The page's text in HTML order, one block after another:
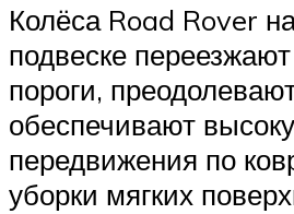
Колёса Road Rover
подвеске
пороги,
обеспечивают
передвижения по
уборки мягких